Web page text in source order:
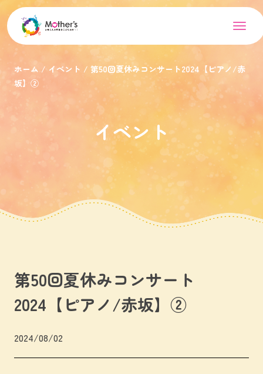
ホーム イベント
第50回夏休みコンサート2024【ピアノ/赤
坂】②
イベント
第50回夏休みコンサート
2024【ピアノ/赤坂】②
2024/08/02